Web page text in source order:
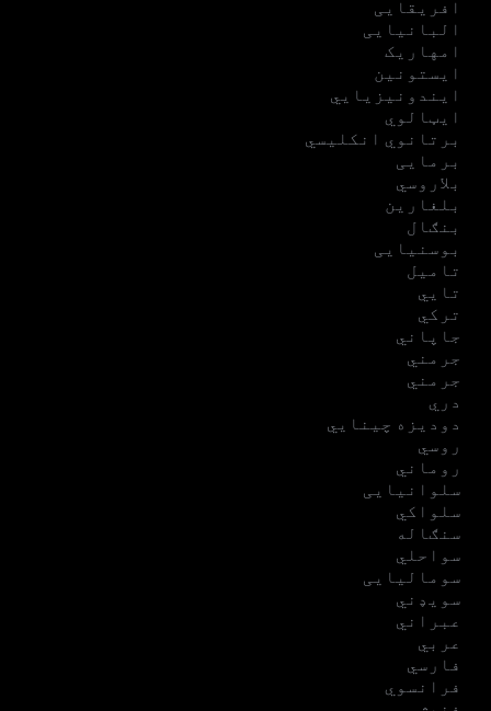
افریقایی
البانیایی
امهاریک
ایستونین
ایندونیزیایي
ایټالوي
برتانوي انکلیسي
برمایی
بلاروسي
بلغارین
بنګال
بوسنیایی
تامیل
تایي
ترکي
جاپاني
جرمني
جرمني
دري
دودیزه چینایي
روسي
روماني
سلوانیایی
سلواکي
سنګاله
سواحلي
سومالیایی
سویډني
عبراني
عربي
فارسي
فرانسوي